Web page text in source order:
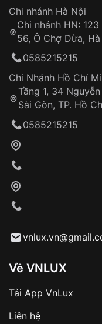
Hotline: 0585 215
Từ khóa SEO:
Khách hàng
Từ khóa SEO:
sản phẩm đặc
Đảm bảo
Đồng hành
trình sử dụng
Chi nhánh Hà Nội
Chi nhánh HN:
56, Ô Chợ Dừa,
0585215215
Chi Nhánh Hồ Chí
Tầng 1, 34
Sài Gòn, TP. Hồ
0585215215
Về VNLUX
Tải App VnLux
Liên hệ